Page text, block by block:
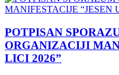
POTPISAN
ORGANIZACIJI
LICI 2026”